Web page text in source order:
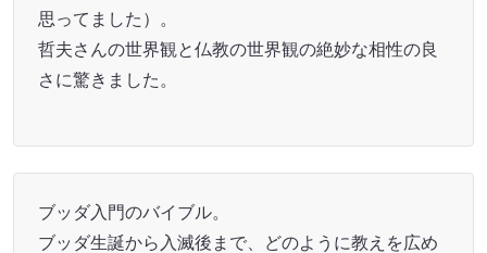
思ってました）。
哲夫さんの世界観と仏教の世界観の絶妙な相性の良
さに驚きました。
ブッダ入門のバイブル。
ブッダ生誕から入滅後まで、どのように教えを広め